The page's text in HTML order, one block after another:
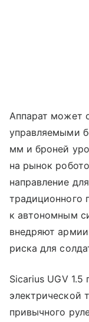
Аппарат может
управляемыми
мм и броней
на рынок
направление
традиционного
к автономным
внедряют
риска для
Sicarius UGV
электрической
привычного